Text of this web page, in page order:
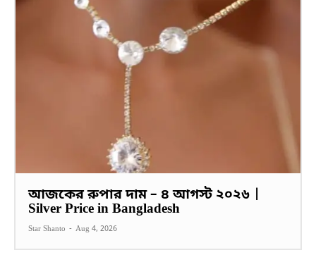
আজকের রুপার দাম – ৪ আগস্ট ২০২৬ |
Silver Price in Bangladesh
Star Shanto - Aug 4, 2026